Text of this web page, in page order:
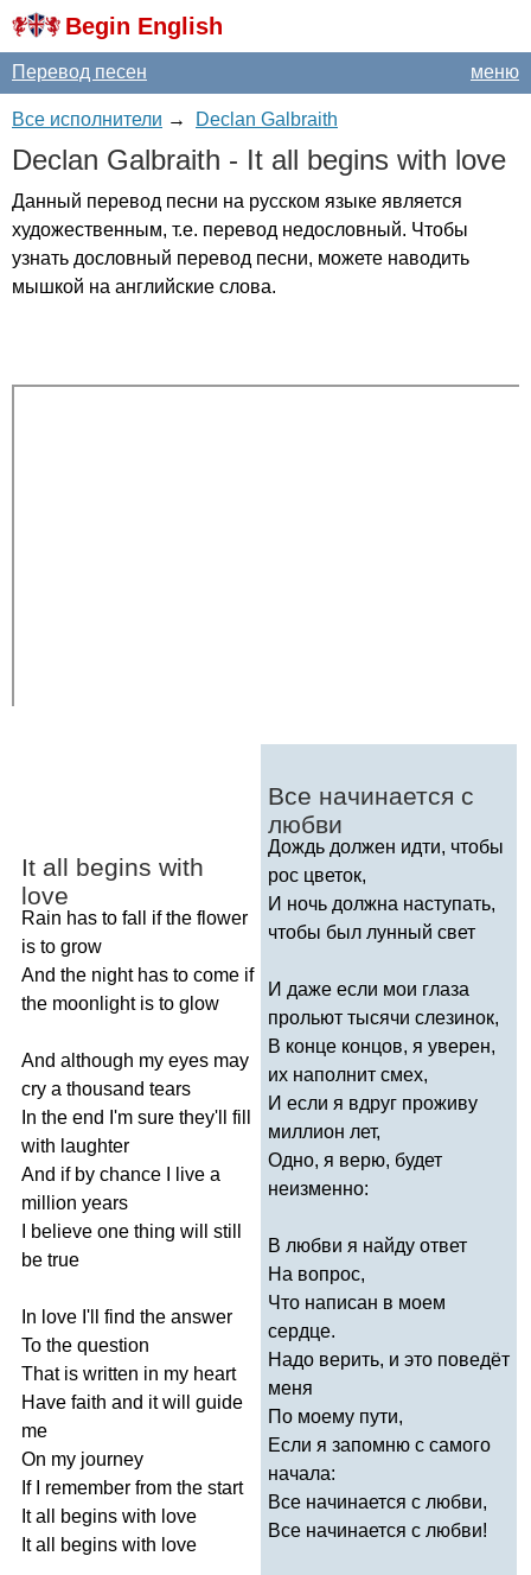
Begin English
меню
Перевод песен
Все исполнители → Declan Galbraith
Declan Galbraith - It all begins with love
Данный перевод песни на русском языке является
художественным, т.е. перевод недословный. Чтобы
узнать дословный перевод песни, можете наводить
мышкой на английские слова.
It all begins with
love
Rain has to fall if the flower
is to grow
And the night has to come if
the moonlight is to glow
And although my eyes may
cry a thousand tears
In the end I'm sure they'll
fill
with laughter
And if by chance live a
million years
believe one thing will
still
be true
In love I'll find the answer
To the question
That is written in my heart
Have faith and it will
guide
me
On my journey
If
remember from the start
It all begins with love
It all begins with love
Все начинается с
любви
Дождь должен идти, чтобы
рос цветок,
И ночь должна наступать,
чтобы был лунный свет
И даже если мои глаза
прольют тысячи слезинок,
В конце концов, я уверен,
их наполнит смех,
И если я вдруг проживу
миллион лет,
Одно, я верю, будет
неизменно:
В любви я найду ответ
На вопрос,
Что написан в моем
сердце.
Надо верить, и это поведёт
меня
По моему пути,
Если я запомню с самого
начала:
Все начинается с любви,
Все начинается с любви!